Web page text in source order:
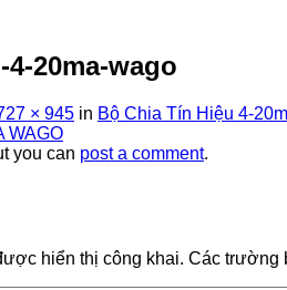
20ma-wago
× 945 in Bộ Chia Tín Hiệu 4-
you can post a comment.
hiển thị công khai. Các trường